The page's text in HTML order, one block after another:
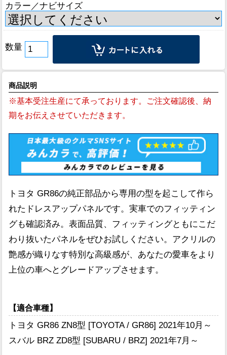
カラー／ナビサイズ
数量
商品説明
※基本受注生産にて承っております。ご注文確認後、納
期をお伝えさせていただきます。
トヨタ GR86の純正部品から専用の型を起こして作ら
れたドレスアップパネルです。実車でのフィッティン
グも確認済み。表面品質、フィッティングともにこだ
わり抜いたパネルをぜひお試しください。アクリルの
艶感が織りなす特別な高級感が、あなたの愛車をより
上位の車へとグレードアップさせます。
【適合車種】
トヨタ GR86 ZN8型 [TOYOTA / GR86] 2021年10月～
スバル BRZ ZD8型 [SUBARU / BRZ] 2021年7月～